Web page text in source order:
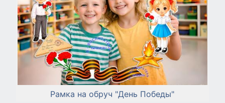
Рамка на обруч "День Победы"